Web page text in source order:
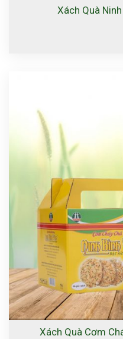
Xách Quà
Xách Quà Cơm